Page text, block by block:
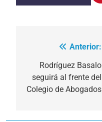
Navegación
entradas
Anterior:
Rodríguez Basalo
seguirá al frente del
Colegio de Abogados